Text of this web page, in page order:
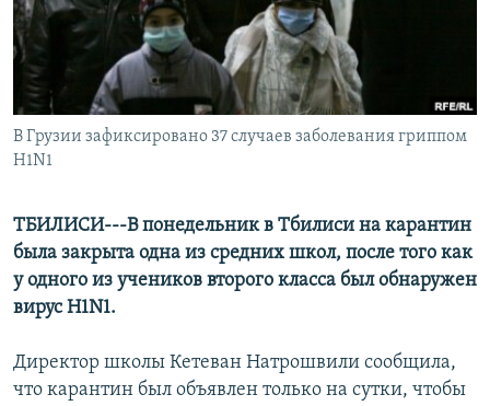
СПОРТ
БЛОГИ
ЧИТАЕМ ПРЕССУ
АРХИВ РАДИОПРОГРАММЫ
Все сайты РСЕ/РС
В Грузии зафиксировано 37 случаев заболевания гриппом
H1N1
ТБИЛИСИ---В понедельник в Тбилиси на карантин
была закрыта одна из средних школ, после того как
у одного из учеников второго класса был обнаружен
вирус H1N1.
Директор школы Кетеван Натрошвили сообщила,
что карантин был объявлен только на сутки, чтобы